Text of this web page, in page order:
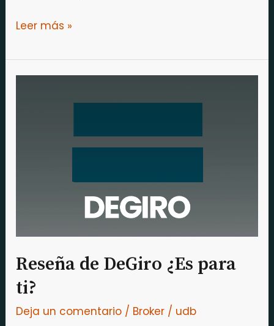
Leer más »
Reseña de DeGiro ¿Es para
ti?
Deja un comentario / Broker / udb